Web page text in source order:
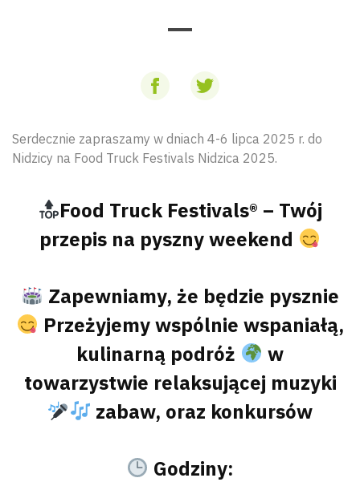
Serdecznie zapraszamy w dniach 4-6 lipca 2025 r. do
Nidzicy na Food Truck Festivals Nidzica 2025.
Food Truck Festivals®︎ – Twój
przepis na pyszny weekend
Zapewniamy, że będzie pysznie
Przeżyjemy wspólnie wspaniałą,
kulinarną podróż
w
towarzystwie relaksującej muzyki
zabaw, oraz konkursów
Godziny: